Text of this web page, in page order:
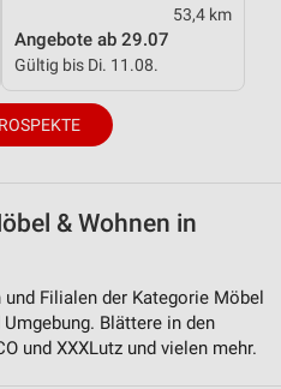
53,4 km
Angebote ab 29.07
Gültig bis Di. 11.08.
& Wohnen in
Filialen der Kategorie Möbel
Blättere in den
und XXXLutz und vielen mehr.